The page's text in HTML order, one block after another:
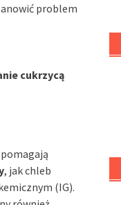
problem
cukrzycą
, jak chleb
(IG).